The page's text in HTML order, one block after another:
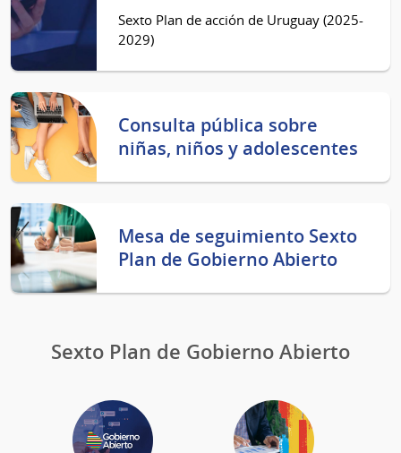
Sexto Plan de acción de Uruguay (2025-
2029)
Consulta pública sobre
niñas, niños y adolescentes
Mesa de seguimiento Sexto
Plan de Gobierno Abierto
Sexto Plan de Gobierno Abierto